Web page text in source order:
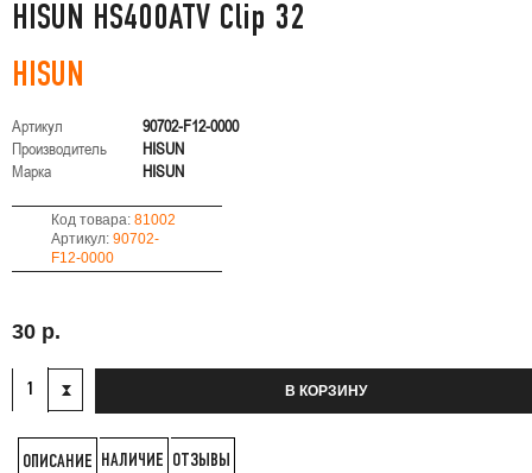
HISUN HS400ATV Clip 32
HISUN
Артикул
90702-F12-0000
Производитель
HISUN
Марка
HISUN
Код товара:81002
Артикул:90702-
F12-0000
30 р.
В КОРЗИНУ
ОПИСАНИЕ НАЛИЧИЕ ОТЗЫВЫ